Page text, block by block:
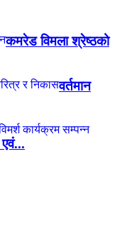
कमरेड विमला श्रेष्ठको
वर्तमान